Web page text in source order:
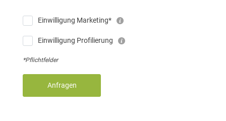
Einwilligung Marketing*
Einwilligung Profilierung
*Pflichtfelder
Anfragen